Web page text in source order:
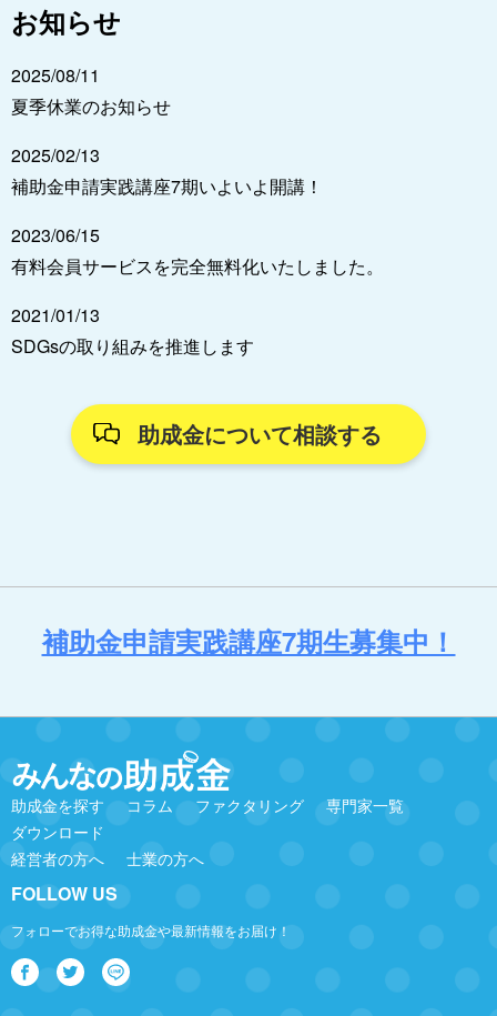
お知らせ
2025/08/11
夏季休業のお知らせ
2025/02/13
補助金申請実践講座7期いよいよ開講！
2023/06/15
有料会員サービスを完全無料化いたしました。
2021/01/13
SDGsの取り組みを推進します
助成金について相談する
補助金申請実践講座7期生募集中！
助成金を探す コラム ファクタリング
専門家一覧
ダウンロード
経営者の方へ
士業の方へ
FOLLOW US
フォローでお得な助成金や最新情報をお届け！